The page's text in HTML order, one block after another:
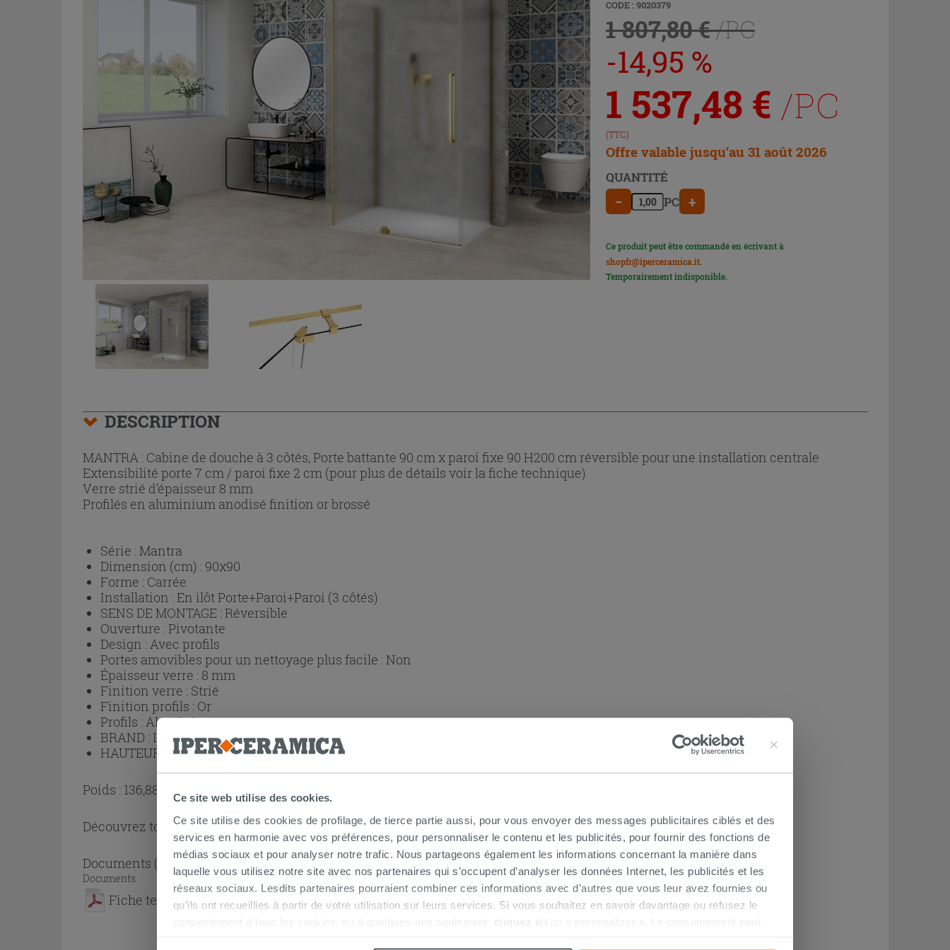
Ce site web utilise des cookies.
Ce site utilise des cookies de profilage, de tierce partie aussi, pour vous envoyer des messages publicitaires ciblés et des
services en harmonie avec vos préférences, pour personnaliser le contenu et les publicités, pour fournir des fonctions de
médias sociaux et pour analyser notre trafic. Nous partageons également les informations concernant la manière dans
laquelle vous utilisez notre site avec nos partenaires qui s’occupent d’analyser les données Internet, les publicités et les
réseaux sociaux. Lesdits partenaires pourraient combiner ces informations avec d’autres que vous leur avez fournies ou
qu’ils ont recueillies à partir de votre utilisation sur leurs services. Si vous souhaitez en savoir davantage ou refusez le
consentement à tous les cookies, ou à quelques-uns seulement,
cliquez ici ou « personalizer ». Le consentement peut
CODE : 9020379
1 807,80 €/PC
-14,95 %
1 537,48 € /PC
(TTC)
Offre valable jusqu’au 31 août 2026
QUANTITÉ
− PC +
Ce produit peut être commandé en écrivant à
shopfr@iperceramica.it.
Temporairement indisponible.
DESCRIPTION
MANTRA : Cabine de douche à 3 côtés, Porte battante 90 cm x paroi fixe 90 H200 cm réversible pour une installation centrale
Extensibilité porte 7 cm / paroi fixe 2 cm (pour plus de détails voir la fiche technique)
Verre strié d’épaisseur 8 mm
Profilés en aluminium anodisé finition or brossé
Série :Mantra
Dimension (cm) : 90x90
Forme : Carrée
Installation :En ilôt Porte+Paroi+Paroi (3 côtés)
SENS DE MONTAGE :Réversible
Ouverture :Pivotante
Design :Avec profils
Portes amovibles pour un nettoyage plus facile :Non
Épaisseur verre : 8 mm
Finition verre : Strié
Finition profils : Or
Profils :Aluminium
BRAND : IPERCERAMICA
HAUTEUR (cm) :200
Poids : 136,88 kg
Découvrez toute la collection Cabine de douche 3 cotés
Documents ( 1 - 1 sur 1 )
Documents
Fiche technique